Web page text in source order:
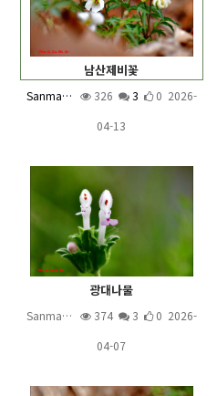
남산제비꽃
Sanma… 326 3
0 2026-
04-13
광대나물
Sanma… 374 3
0 2026-
04-07